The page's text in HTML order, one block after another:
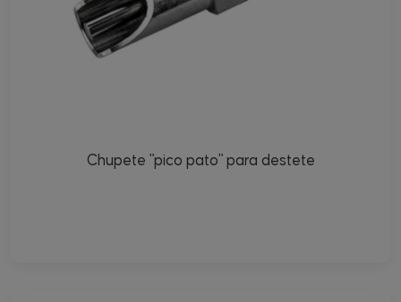
Chupete "pico pato" para destete